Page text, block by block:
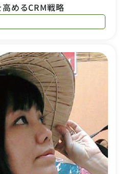
めるCRM戦略